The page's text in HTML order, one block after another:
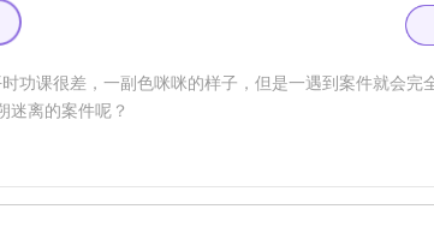
功课很差，一副色咪咪的样子，但是一遇到案件就会
迷离的案件呢？